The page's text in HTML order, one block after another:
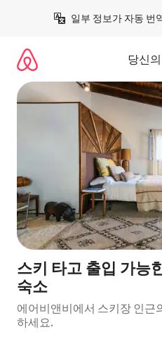
일부 정보가 자동 번
당신
스키 타고 출입 가능
숙소
에어비앤비에서 스키장 인근
하세요.